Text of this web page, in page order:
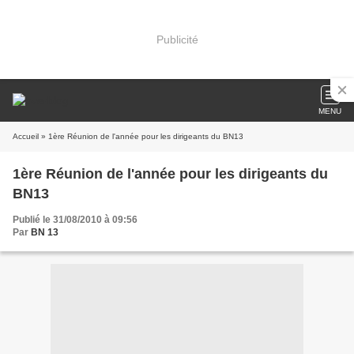
Publicité
MENU
Accueil » 1ère Réunion de l'année pour les dirigeants du BN13
1ère Réunion de l'année pour les dirigeants du
BN13
Publié le 31/08/2010 à 09:56
Par BN 13